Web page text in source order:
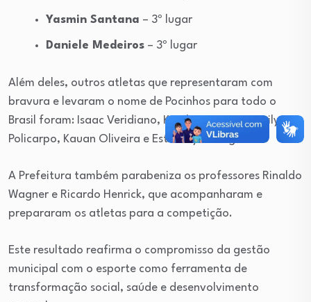
Yasmin Santana – 3º lugar
Daniele Medeiros – 3º lugar
Além deles, outros atletas que representaram com
bravura e levaram o nome de Pocinhos para todo o
Brasil foram: Isaac Veridiano, Kerolayni Santos, Evilyn
Policarpo, Kauan Oliveira e Estefany Rodrigues.
A Prefeitura também parabeniza os professores Rinaldo
Wagner e Ricardo Henrick, que acompanharam e
prepararam os atletas para a competição.
Este resultado reafirma o compromisso da gestão
municipal com o esporte como ferramenta de
transformação social, saúde e desenvolvimento